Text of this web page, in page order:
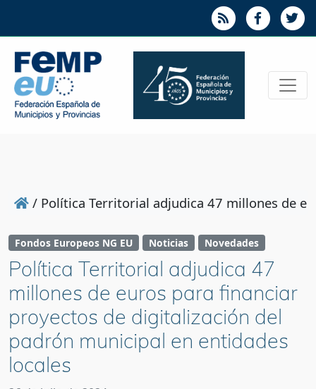
/ Política Territorial adjudica 47 millones de
Fondos Europeos NG EU Noticias Novedades
Política Territorial adjudica 47
millones de euros para financiar
proyectos de digitalización del
padrón municipal en entidades
locales